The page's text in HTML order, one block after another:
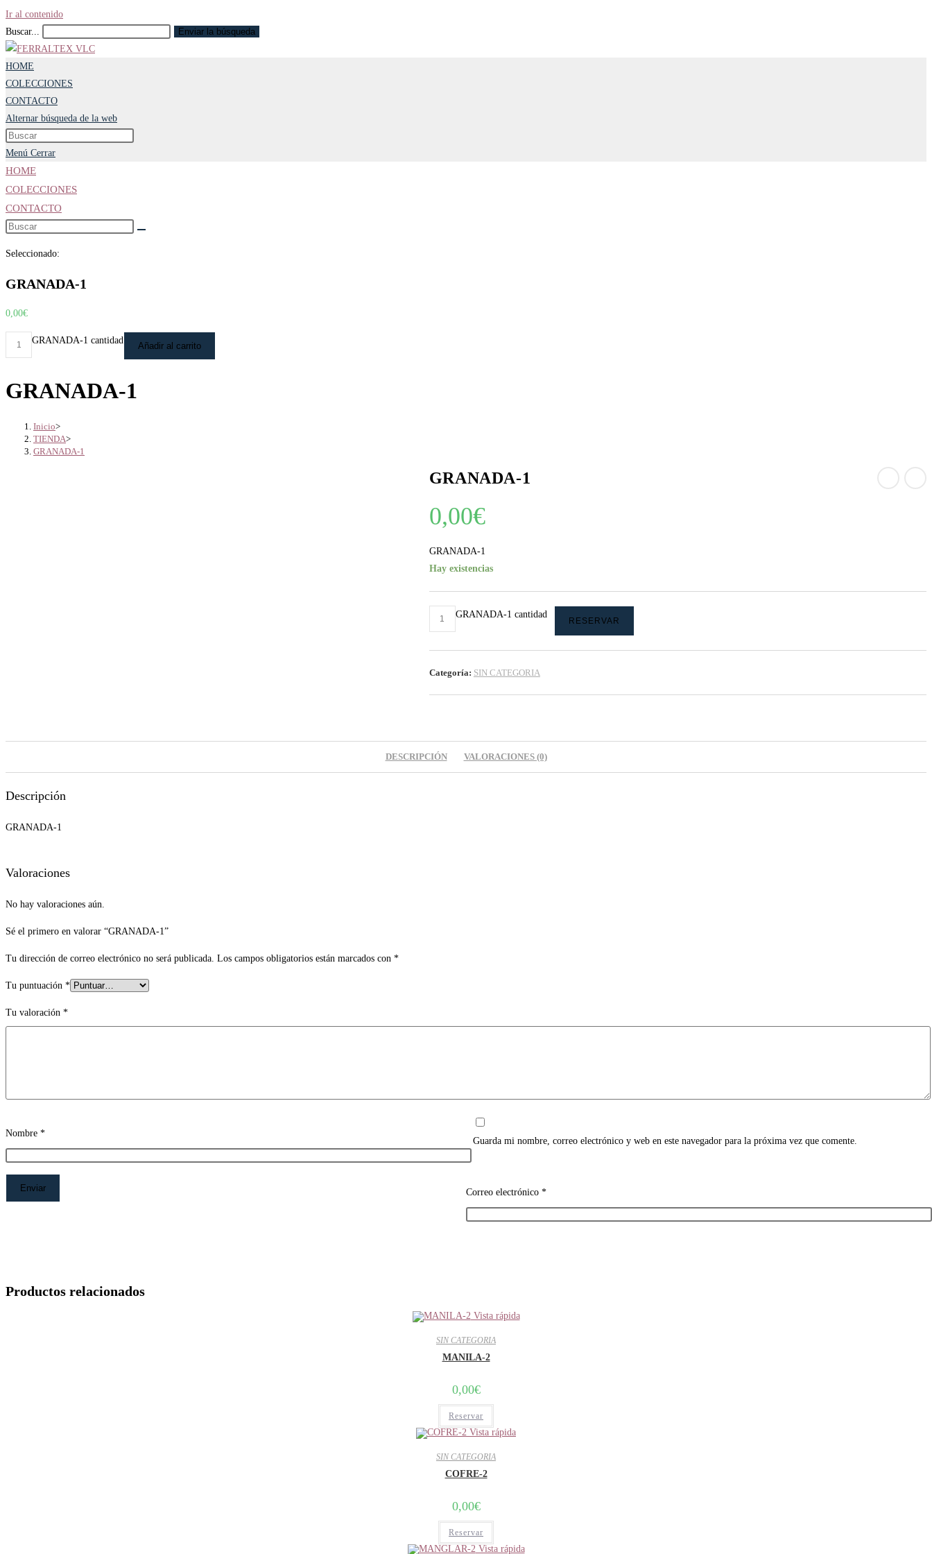
Ir al contenido
Buscar...
Enviar la búsqueda
HOME
COLECCIONES
CONTACTO
Alternar búsqueda de la web
Menú Cerrar
HOME
COLECCIONES
CONTACTO
Seleccionado:
GRANADA-1
0,00€
GRANADA-1 cantidad
Añadir al carrito
GRANADA-1
Inicio>
TIENDA>
GRANADA-1
GRANADA-1
0,00€
GRANADA-1
Hay existencias
GRANADA-1 cantidad
RESERVAR
Categoría: SIN CATEGORIA
DESCRIPCIÓN VALORACIONES (0)
Descripción
GRANADA-1
Valoraciones
No hay valoraciones aún.
Sé el primero en valorar “GRANADA-1”
Tu dirección de correo electrónico no será publicada. Los campos obligatorios están marcados con *
Tu puntuación *
Tu valoración *
Nombre *
Correo electrónico *
Guarda mi nombre, correo electrónico y web en este navegador para la próxima vez que comente.
Productos relacionados
Vista rápida
SIN CATEGORIA
MANILA-2
0,00€
Reservar
Vista rápida
SIN CATEGORIA
COFRE-2
0,00€
Reservar
Vista rápida